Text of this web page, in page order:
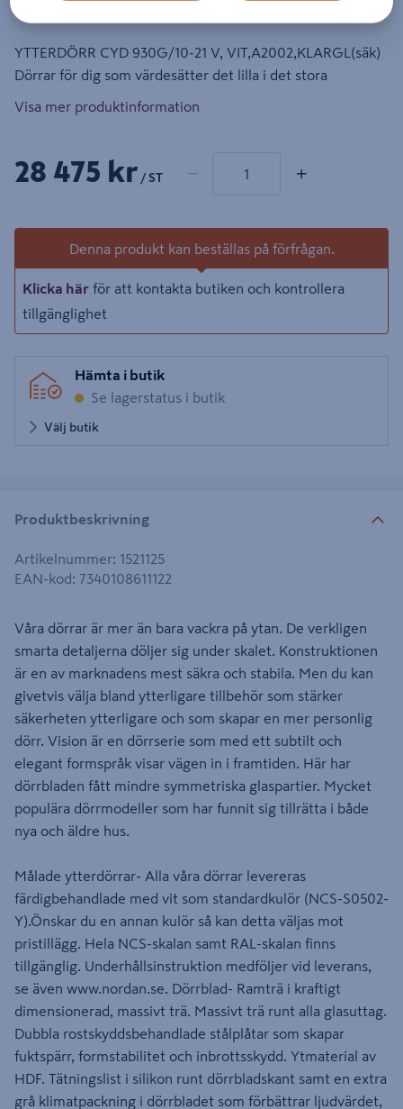
YTTERDÖRR CYD 930G/10-21 V, VIT,A2002,KLARGL(säk)
Dörrar för dig som värdesätter det lilla i det stora
Visa mer produktinformation
28 475 kr / ST − +
Denna produkt kan beställas på förfrågan.
Klicka här för att kontakta butiken och kontrollera
tillgänglighet
Hämta i butik
Se lagerstatus i butik
Välj butik
Produktbeskrivning
Artikelnummer: 1521125
EAN-kod: 7340108611122
Våra dörrar är mer än bara vackra på ytan. De verkligen
smarta detaljerna döljer sig under skalet. Konstruktionen
är en av marknadens mest säkra och stabila. Men du kan
givetvis välja bland ytterligare tillbehör som stärker
säkerheten ytterligare och som skapar en mer personlig
dörr. Vision är en dörrserie som med ett subtilt och
elegant formspråk visar vägen in i framtiden. Här har
dörrbladen fått mindre symmetriska glaspartier. Mycket
populära dörrmodeller som har funnit sig tillrätta i både
nya och äldre hus.
Målade ytterdörrar- Alla våra dörrar levereras
färdigbehandlade med vit som standardkulör (NCS-S0502-
Y).Önskar du en annan kulör så kan detta väljas mot
pristillägg. Hela NCS-skalan samt RAL-skalan finns
tillgänglig. Underhållsinstruktion medföljer vid leverans,
se även www.nordan.se. Dörrblad- Ramträ i kraftigt
dimensionerad, massivt trä. Massivt trä runt alla glasuttag.
Dubbla rostskyddsbehandlade stålplåtar som skapar
fuktspärr, formstabilitet och inbrottsskydd. Ytmaterial av
HDF. Tätningslist i silikon runt dörrbladskant samt en extra
grå klimatpackning i dörrbladet som förbättrar ljudvärdet,